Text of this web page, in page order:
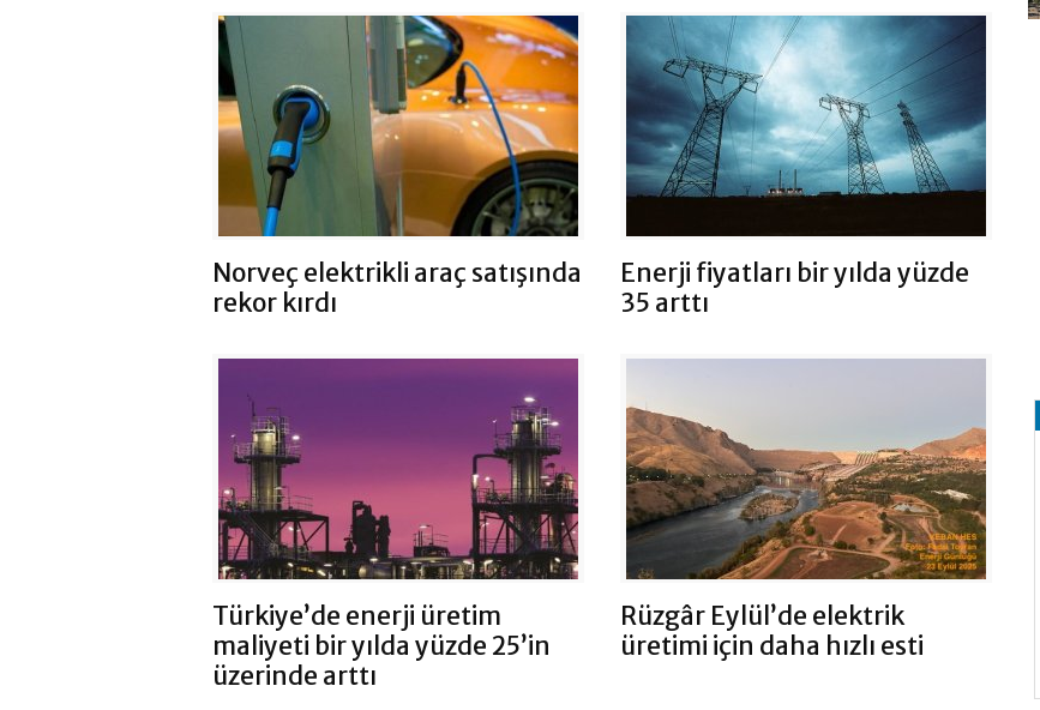
Norveç elektrikli araç satışında
rekor kırdı
Enerji fiyatları bir yılda yüzde
35 arttı
Türkiye’de enerji üretim
maliyeti bir yılda yüzde 25’in
üzerinde arttı
Rüzgâr Eylül’de elektrik
üretimi için daha hızlı esti